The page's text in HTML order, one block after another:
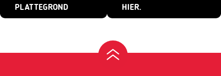
PLATTEGROND
HIER.